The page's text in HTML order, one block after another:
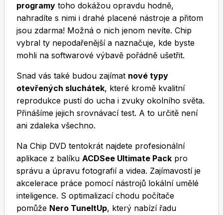
Toprecepty.cz
programy toho dokážou opravdu hodně,
nahradíte s nimi i drahé placené nástroje a přitom
jsou zdarma! Možná o nich jenom nevíte. Chip
vybral ty nepodařenější a naznačuje, kde byste
mohli na softwarové výbavě pořádně ušetřit.
Snad vás také budou zajímat nové typy
otevřených sluchátek, které kromě kvalitní
reprodukce pustí do ucha i zvuky okolního světa.
Přinášíme jejich srovnávací test. A to určitě není
ani zdaleka všechno.
Na Chip DVD tentokrát najdete profesionální
aplikace z balíku ACDSee Ultimate Pack pro
správu a úpravu fotografií a videa. Zajímavostí je
akcelerace práce pomocí nástrojů lokální umělé
inteligence. S optimalizací chodu počítače
pomůže Nero TuneItUp, který nabízí řadu